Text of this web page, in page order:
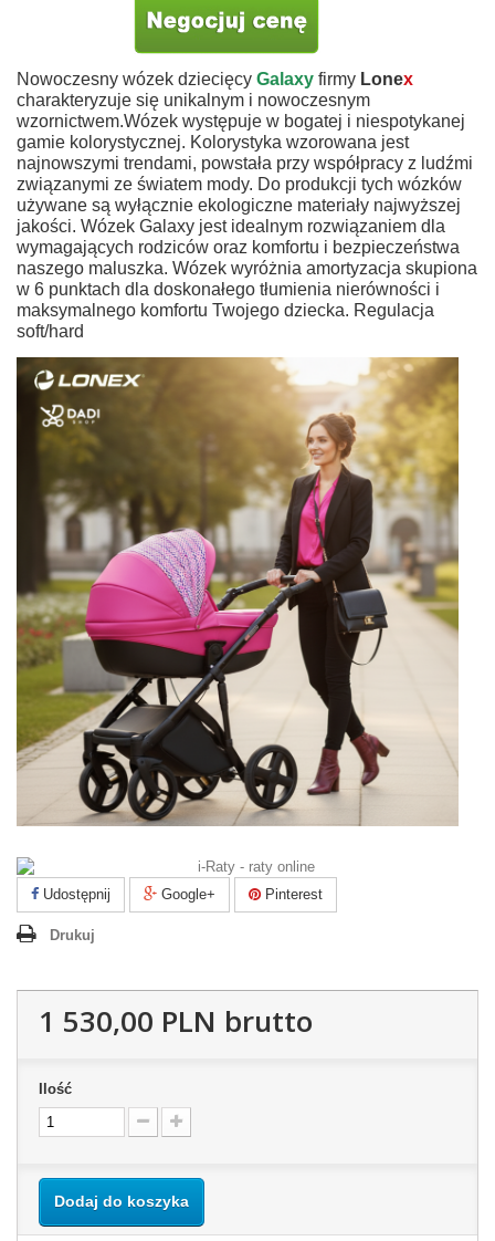
Nowoczesny wózek dziecięcy Galaxy firmy Lonex
charakteryzuje się unikalnym i nowoczesnym
wzornictwem.Wózek występuje w bogatej i niespotykanej
gamie kolorystycznej. Kolorystyka wzorowana jest
najnowszymi trendami, powstała przy współpracy z ludźmi
związanymi ze światem mody. Do produkcji tych wózków
używane są wyłącznie ekologiczne materiały najwyższej
jakości. Wózek Galaxy jest idealnym rozwiązaniem dla
wymagających rodziców oraz komfortu i bezpieczeństwa
naszego maluszka. Wózek wyróżnia amortyzacja skupiona
w 6 punktach dla doskonałego tłumienia nierówności i
maksymalnego komfortu Twojego dziecka. Regulacja
soft/hard
Udostępnij Google+ Pinterest
Drukuj
1 530,00 PLN brutto
Ilość
Dodaj do koszyka